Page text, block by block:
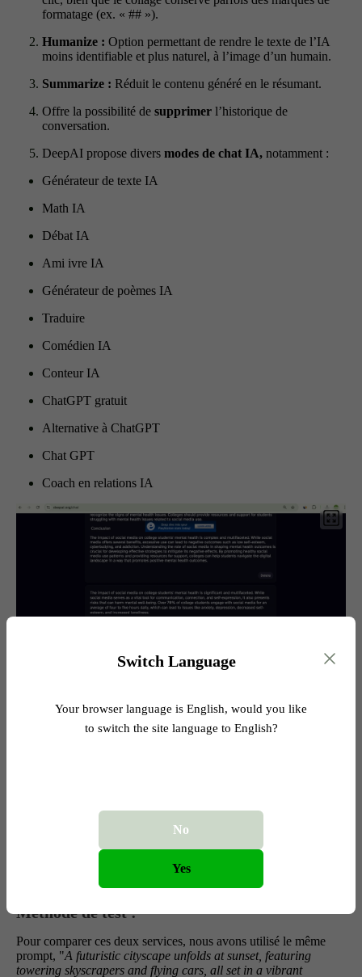
formatage (ex. « ## »).
Humanize : Option permettant de rendre le texte de l’IA
moins identifiable et plus naturel, à l’image d’un humain.
Summarize : Réduit le contenu généré en le résumant.
Offre la possibilité de supprimer l’historique de
conversation.
DeepAI propose divers modes de chat IA, notamment :
Générateur de texte IA
Math IA
Débat IA
Ami ivre IA
Générateur de poèmes IA
Traduire
Comédien IA
Conteur IA
ChatGPT gratuit
Alternative à ChatGPT
Chat GPT
Coach en relations IA
Générateur d’images par IA vs.
facilement du texte en œuvres d’art. Il offre une grande variété
Steampunk
produites reste assez basique face aux solutions plus
Méthode de test :
Pour comparer ces deux services, nous avons utilisé le même
prompt, "A futuristic cityscape unfolds at sunset, featuring
towering skyscrapers and flying cars, all set in a vibrant
Switch Language
Your browser language is English, would you like
to switch the site language to English?
No
Yes